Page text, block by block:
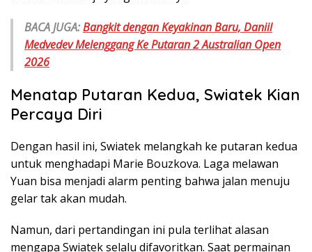
BACA JUGA:Bangkit dengan Keyakinan Baru, Daniil
Medvedev Melenggang Ke Putaran 2 Australian Open
2026
Menatap Putaran Kedua, Swiatek Kian
Percaya Diri
Dengan hasil ini, Swiatek melangkah ke putaran kedua
untuk menghadapi Marie Bouzkova. Laga melawan
Yuan bisa menjadi alarm penting bahwa jalan menuju
gelar tak akan mudah.
Namun, dari pertandingan ini pula terlihat alasan
mengapa Swiatek selalu difavoritkan. Saat permainan